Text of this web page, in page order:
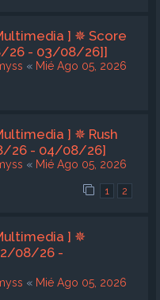
] ✵ Score
26 - 03/08/26]]
« Mié Ago 05, 2026
] ✵ Rush
26 - 04/08/26]
« Mié Ago 05, 2026
1 2
] ✵
08/26 -
« Mié Ago 05, 2026